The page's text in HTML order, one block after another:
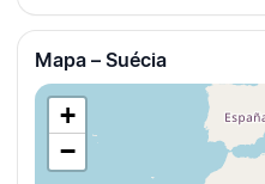
Mapa – Suécia
+
−